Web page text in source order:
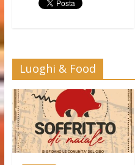
Luoghi & Food